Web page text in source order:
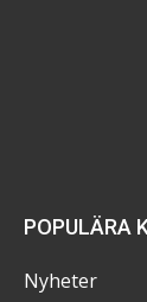
POPULÄRA
Nyheter